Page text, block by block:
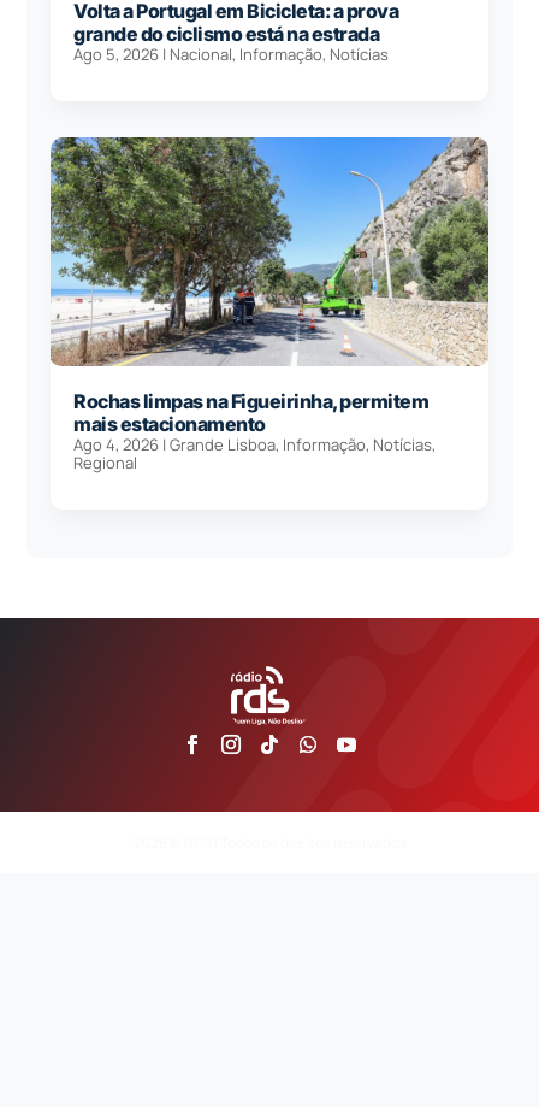
Volta a Portugal em Bicicleta: a prova
grande do ciclismo está na estrada
Ago 5, 2026 | Nacional, Informação, Notícias
Rochas limpas na Figueirinha, permitem
mais estacionamento
Ago 4, 2026 |Grande Lisboa, Informação, Notícias,
Regional